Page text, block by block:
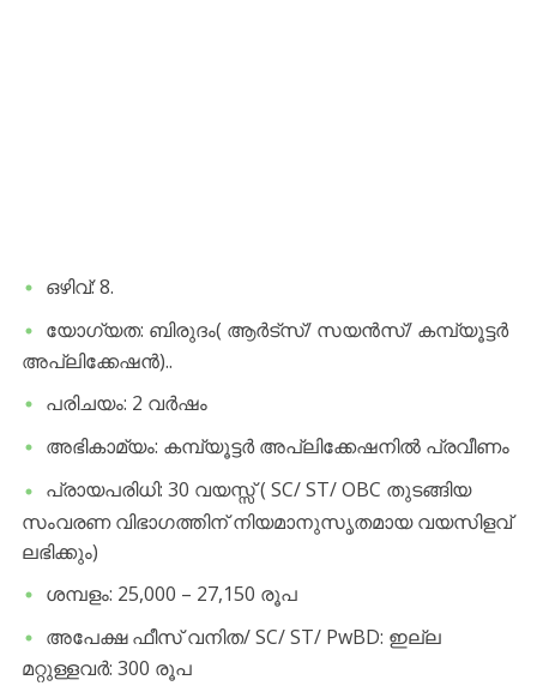
ഒഴിവ്: 8.
യോഗ്യത: ബിരുദം( ആർട്സ്/ സയൻസ്/ കമ്പ്യൂട്ടർ
അപ്ലിക്കേഷൻ)..
പരിചയം: 2 വർഷം
അഭികാമ്യം: കമ്പ്യൂട്ടർ അപ്ലിക്കേഷനിൽ പ്രവീണം
പ്രായപരിധി: 30 വയസ്സ് ( SC/ ST/ OBC തുടങ്ങിയ
സംവരണ വിഭാഗത്തിന് നിയമാനുസൃതമായ വയസിളവ്
ലഭിക്കും)
ശമ്പളം: 25,000 – 27,150 രൂപ
അപേക്ഷ ഫീസ് വനിത/ SC/ ST/ PwBD: ഇല്ല
മറ്റുള്ളവർ: 300 രൂപ